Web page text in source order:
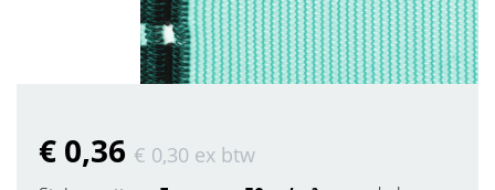
€ 0,36 € 0,30 ex btw